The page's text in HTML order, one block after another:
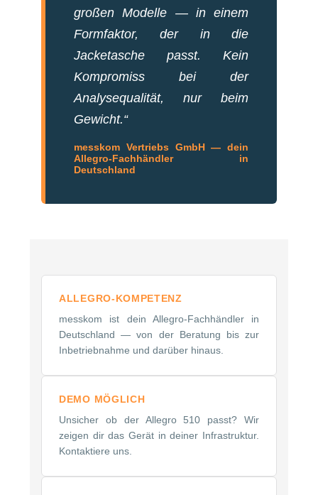
großen Modelle — in einem
Formfaktor, der in die
Jacketasche passt. Kein
Kompromiss bei der
Analysequalität, nur beim
Gewicht.“
messkom Vertriebs GmbH — dein
Allegro-Fachhändler in
Deutschland
ALLEGRO-KOMPETENZ
messkom ist dein Allegro-Fachhändler in
Deutschland — von der Beratung bis zur
Inbetriebnahme und darüber hinaus.
DEMO MÖGLICH
Unsicher ob der Allegro 510 passt? Wir
zeigen dir das Gerät in deiner Infrastruktur.
Kontaktiere uns.